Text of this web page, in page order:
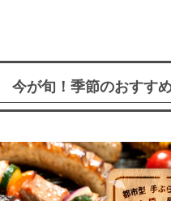
今が旬！季節のおすす